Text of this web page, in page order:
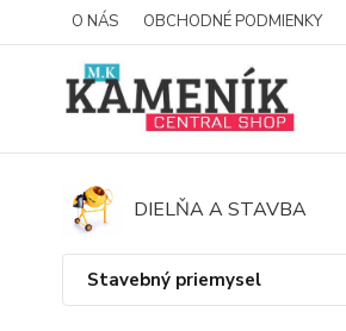
O NÁS OBCHODNÉ PODMIENKY
DIELŇA A STAVBA
Stavebný priemysel